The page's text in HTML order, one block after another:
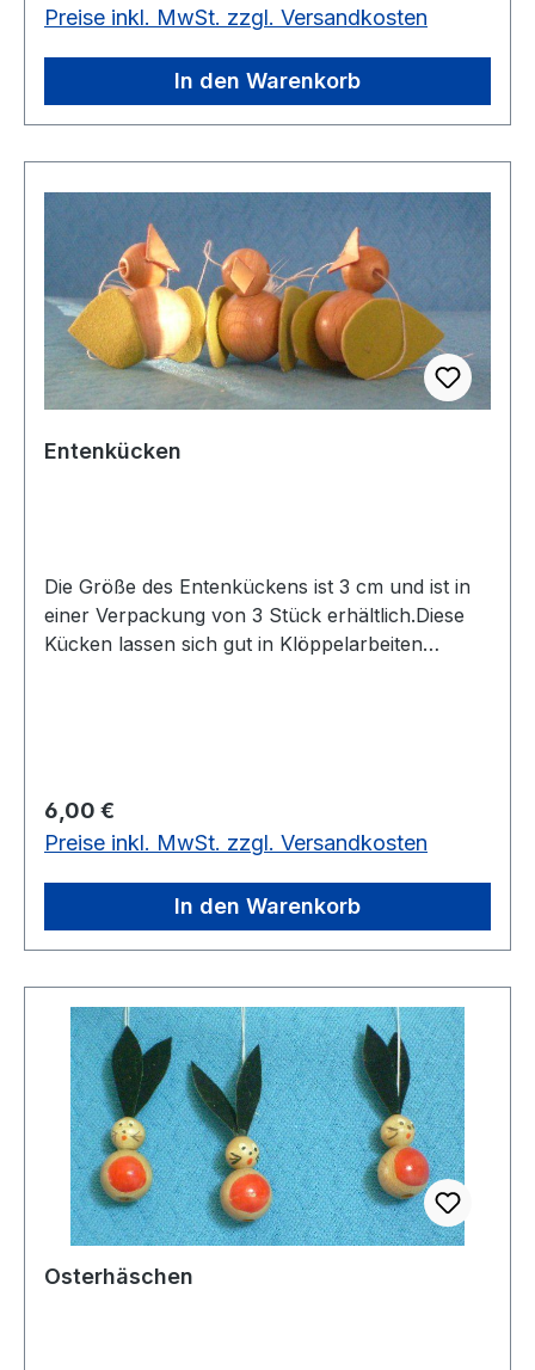
Preise inkl. MwSt. zzgl. Versandkosten
In den Warenkorb
Entenkücken
Die Größe des Entenkückens ist 3 cm und ist in
einer Verpackung von 3 Stück erhältlich.Diese
Kücken lassen sich gut in Klöppelarbeiten
Regulärer Preis:
6,00 €
Preise inkl. MwSt. zzgl. Versandkosten
In den Warenkorb
Osterhäschen